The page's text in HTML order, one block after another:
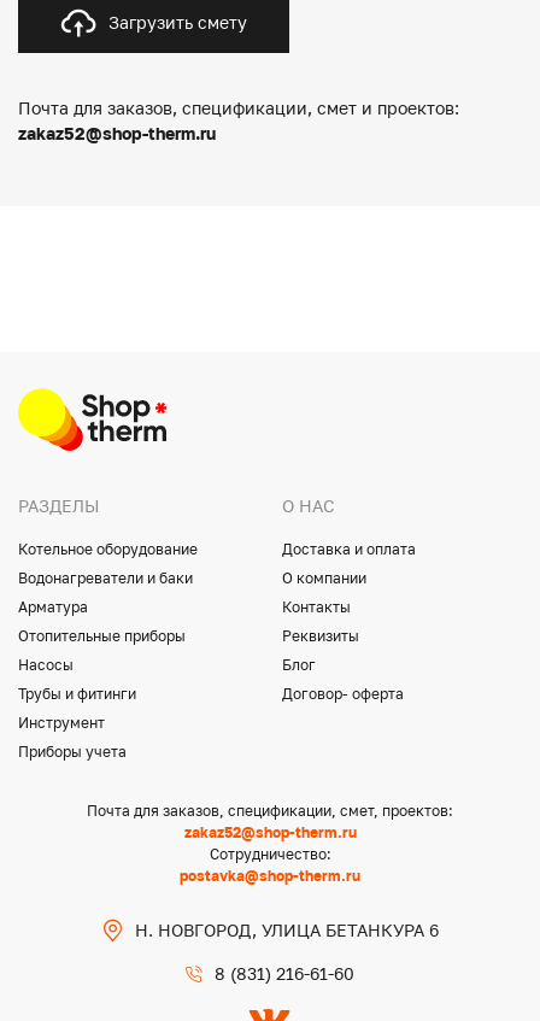
Загрузить смету
Почта для заказов, спецификации, смет и проектов:
zakaz52@shop-therm.ru
РАЗДЕЛЫ
Котельное оборудование
Водонагреватели и баки
Арматура
Отопительные приборы
Насосы
Трубы и фитинги
Инструмент
Приборы учета
О НАС
Доставка и оплата
О компании
Контакты
Реквизиты
Блог
Договор- оферта
Почта для заказов, спецификации, смет, проектов:
zakaz52@shop-therm.ru
Сотрудничество:
postavka@shop-therm.ru
Н. НОВГОРОД, УЛИЦА БЕТАНКУРА 6
8 (831) 216-61-60